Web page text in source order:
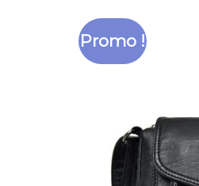
Promo !